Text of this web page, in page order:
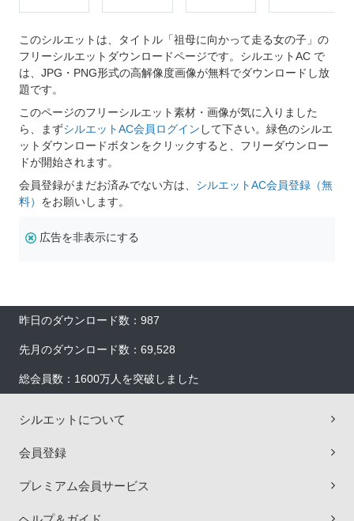
このシルエットは、タイトル「祖母に向かって走る女の子」の
フリーシルエットダウンロードページです。シルエットAC で
は、JPG・PNG形式の高解像度画像が無料でダウンロードし放
題です。
このページのフリーシルエット素材・画像が気に入りました
ら、まずシルエットAC会員ログイン して下さい。緑色のシルエ
ットダウンロードボタンをクリックすると、フリーダウンロー
ドが開始されます。
会員登録がまだお済みでない方は、 シルエットAC会員登録（無
料） をお願いします。
広告を非表示にする
昨日のダウンロード数：987
先月のダウンロード数：69,528
総会員数：1600万人を突破しました
シルエットについて
会員登録
プレミアム会員サービス